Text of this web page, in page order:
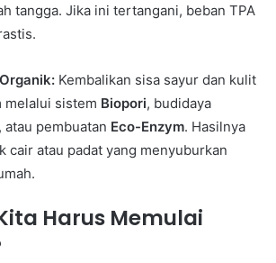
tangga. Jika ini tertangani, beban TPA
Kembalikan sisa sayur dan kulit
melalui sistem Biopori, budidaya
, atau pembuatan Eco-Enzym. Hasilnya
cair atau padat yang menyuburkan
Harus Memulai